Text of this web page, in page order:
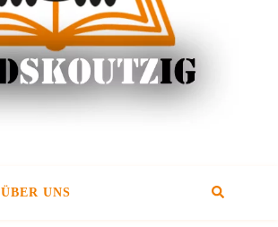
ÜBER UNS